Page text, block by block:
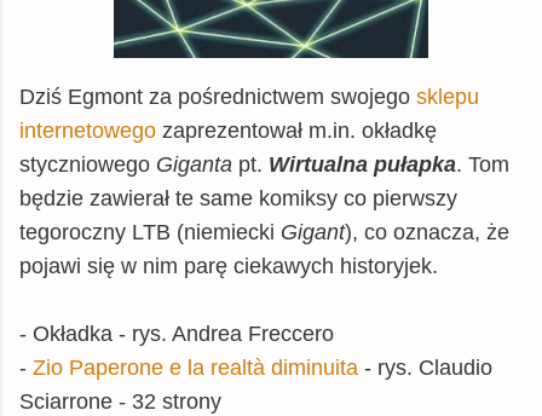
Dziś Egmont za pośrednictwem swojego sklepu
internetowego zaprezentował m.in. okładkę
styczniowego Giganta pt. Wirtualna pułapka. Tom
będzie zawierał te same komiksy co pierwszy
tegoroczny LTB (niemiecki Gigant), co oznacza, że
pojawi się w nim parę ciekawych historyjek.
- Okładka - rys. Andrea Freccero
- Zio Paperone e la realtà diminuita - rys. Claudio
Sciarrone - 32 strony